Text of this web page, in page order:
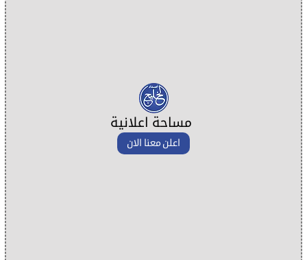
مساحة اعلانية
اعلن معنا الان